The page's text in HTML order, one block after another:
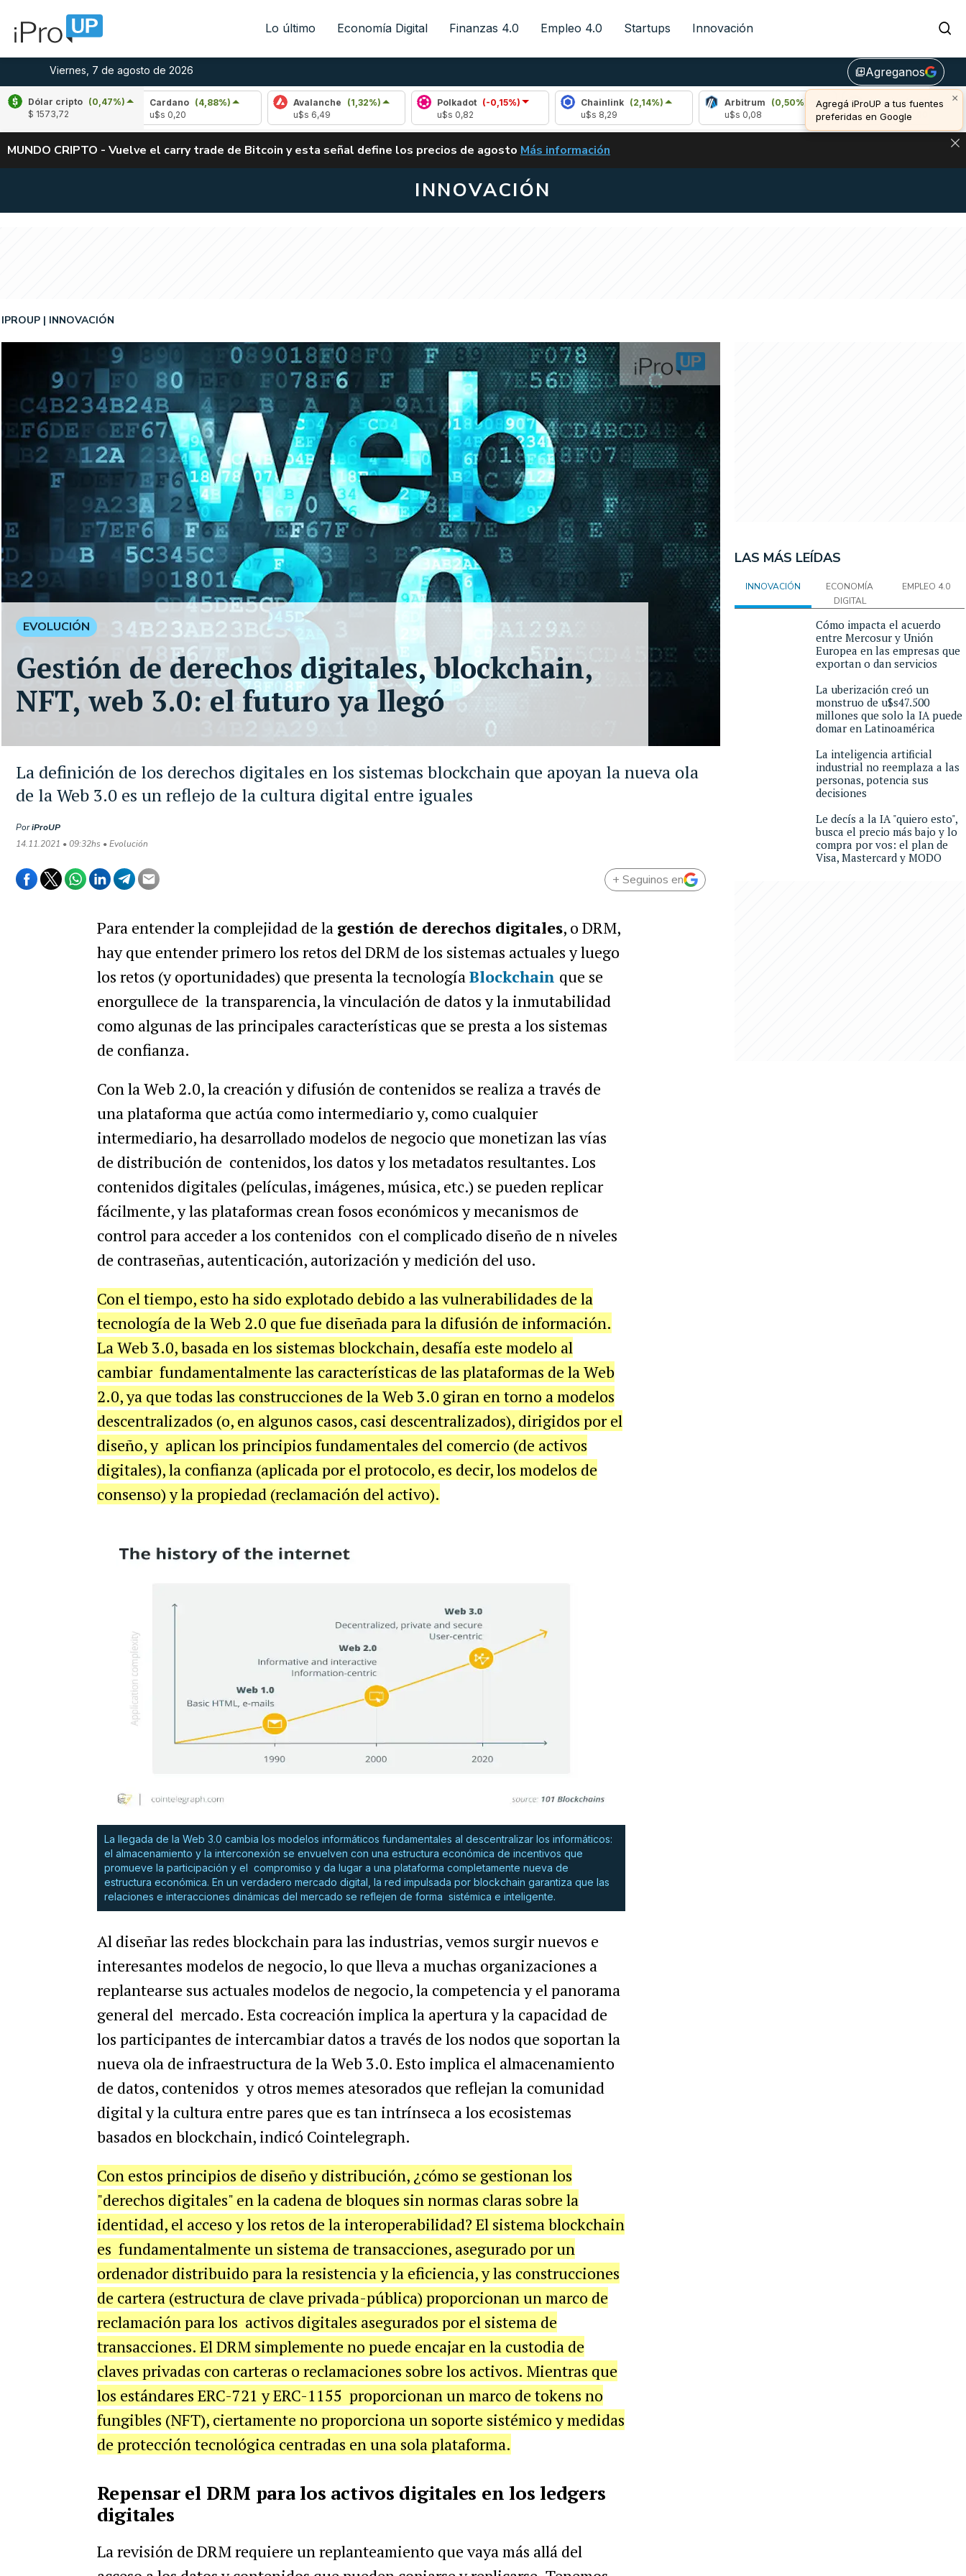
Lo último Economía Digital Finanzas 4.0 Empleo 4.0 Startups Innovación
Viernes, 7 de agosto de 2026 library_addAgreganos
×
Agregá iProUP a tus fuentes
preferidas en Google
Dólar cripto (0,47%)
$ 1573,72
Cardano
(4,88%)
Avalanche
(1,32%)
Polkadot
(-0,15%)
Chainlink (2,14%)
Arbitrum
(0,50%)
Bitcoin
(1,21%)
u$s 65.222,00
ALERTA
MUNDO CRIPTO - Vuelve el carry trade de Bitcoin y esta señal define los precios de agosto VUELVE EL CARRY TRADE DE BITCOIN Y ESTA SEÑAL DEFINE LOS PRECIOS DE
Más información
INNOVACIÓN
La definición de los derechos digitales en los sistemas blockchain que apoyan la nueva ola
de la Web 3.0 es un reflejo de la cultura digital entre iguales
IPROUP INNOVACIÓN
PoriProUP
14.11.2021 • 09:32hs • Evolución
EVOLUCIÓN
Gestión de derechos digitales, blockchain,
NFT, web 3.0: el futuro ya llegó
+ Seguinos en
Para entender la complejidad de la gestión de derechos digitales, o DRM,
hay que entender primero los retos del DRM de los sistemas actuales y luego
los retos (y oportunidades) que presenta la tecnologíaBlockchain que se
enorgullece de la transparencia, la vinculación de datos y la inmutabilidad
como algunas de las principales características que se presta a los sistemas
de confianza.
Con la Web 2.0, la creación y difusión de contenidos se realiza a través de
una plataforma que actúa como intermediario y, como cualquier
intermediario, ha desarrollado modelos de negocio que monetizan las vías
de distribución de contenidos, los datos y los metadatos resultantes. Los
contenidos digitales (películas, imágenes, música, etc.) se pueden replicar
fácilmente, y las plataformas crean fosos económicos y mecanismos de
control para acceder a los contenidos con el complicado diseño de n niveles
de contraseñas, autenticación, autorización y medición del uso.
Con el tiempo, esto ha sido explotado debido a las vulnerabilidades de la
tecnología de la Web 2.0 que fue diseñada para la difusión de información.
La Web 3.0, basada en los sistemas blockchain, desafía este modelo al
cambiar fundamentalmente las características de las plataformas de la Web
2.0, ya que todas las construcciones de la Web 3.0 giran en torno a modelos
descentralizados (o, en algunos casos, casi descentralizados), dirigidos por el
diseño, y aplican los principios fundamentales del comercio (de activos
digitales), la confianza (aplicada por el protocolo, es decir, los modelos de
consenso) y la propiedad (reclamación del activo).
La llegada de la Web 3.0 cambia los modelos informáticos fundamentales al descentralizar los informáticos:
el almacenamiento y la interconexión se envuelven con una estructura económica de incentivos que
promueve la participación y el compromiso y da lugar a una plataforma completamente nueva de
estructura económica. En un verdadero mercado digital, la red impulsada por blockchain garantiza que las
relaciones e interacciones dinámicas del mercado se reflejen de forma sistémica e inteligente.
Al diseñar las redes blockchain para las industrias, vemos surgir nuevos e
interesantes modelos de negocio, lo que lleva a muchas organizaciones a
replantearse sus actuales modelos de negocio, la competencia y el panorama
general del mercado. Esta cocreación implica la apertura y la capacidad de
los participantes de intercambiar datos a través de los nodos que soportan la
nueva ola de infraestructura de la Web 3.0. Esto implica el almacenamiento
de datos, contenidos y otros memes atesorados que reflejan la comunidad
digital y la cultura entre pares que es tan intrínseca a los ecosistemas
basados en blockchain, indicó Cointelegraph.
Con estos principios de diseño y distribución, ¿cómo se gestionan los
"derechos digitales" en la cadena de bloques sin normas claras sobre la
identidad, el acceso y los retos de la interoperabilidad? El sistema blockchain
es fundamentalmente un sistema de transacciones, asegurado por un
ordenador distribuido para la resistencia y la eficiencia, y las construcciones
de cartera (estructura de clave privada-pública) proporcionan un marco de
reclamación para los activos digitales asegurados por el sistema de
transacciones. El DRM simplemente no puede encajar en la custodia de
claves privadas con carteras o reclamaciones sobre los activos. Mientras que
los estándares ERC-721 y ERC-1155 proporcionan un marco de tokens no
fungibles (NFT), ciertamente no proporciona un soporte sistémico y medidas
de protección tecnológica centradas en una sola plataforma.
Repensar el DRM para los activos digitales en los ledgers
digitales
La revisión de DRM requiere un replanteamiento que vaya más allá del
LAS MÁS LEÍDAS
INNOVACIÓN
ECONOMÍA
DIGITAL
EMPLEO 4.0
Cómo impacta el acuerdo
entre Mercosur y Unión
Europea en las empresas que
exportan o dan servicios
La uberización creó un
monstruo de u$s47.500
millones que solo la IA puede
domar en Latinoamérica
La inteligencia artificial
industrial no reemplaza a las
personas, potencia sus
decisiones
Le decís a la IA "quiero esto",
busca el precio más bajo y lo
compra por vos: el plan de
Visa, Mastercard y MODO